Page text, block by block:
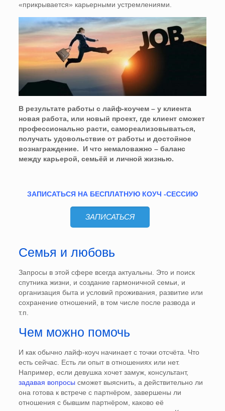
«прикрывается» карьерными устремлениями.
В результате работы с лайф-коучем – у клиента
новая работа, или новый проект, где клиент сможет
профессионально расти, самореализовываться,
получать удовольствие от работы и достойное
вознаграждение. И что немаловажно – баланс
между карьерой, семьёй и личной жизнью.
ЗАПИСАТЬСЯ НА БЕСПЛАТНУЮ КОУЧ -СЕССИЮ
ЗАПИСАТЬСЯ
Семья и любовь
Запросы в этой сфере всегда актуальны. Это и поиск
спутника жизни, и создание гармоничной семьи, и
организация быта и условий проживания, развитие или
сохранение отношений, в том числе после развода и
т.п.
Чем можно помочь
И как обычно лайф-коуч начинает с точки отсчёта. Что
есть сейчас. Есть ли опыт в отношениях или нет.
Например, если девушка хочет замуж, консультант,
задавая вопросы сможет выяснить, а действительно ли
она готова к встрече с партнёром, завершены ли
отношения с бывшим партнёром, каково её